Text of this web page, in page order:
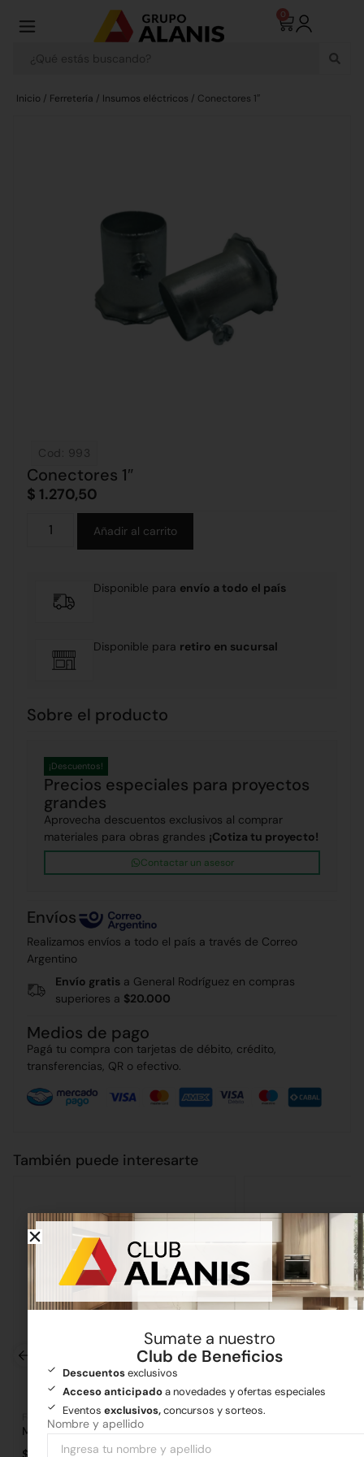
0
Inicio / Ferretería / Insumos eléctricos / Conectores 1″
Cod: 993
Conectores 1″
$ 1.270,50
Añadir al carrito
Disponible para envío a todo el país
Disponible para retiro en sucursal
Sobre el producto
Precios especiales para proyectos
grandes
¡Descuentos!
Aprovecha descuentos exclusivos al comprar
materiales para obras grandes ¡Cotiza tu proyecto!
Contactar un asesor
Envíos
Realizamos envíos a todo el país a través de Correo
Argentino
Envío gratis a General Rodríguez en compras
superiores a $20.000
Medios de pago
Pagá tu compra con tarjetas de débito, crédito,
transferencias, QR o efectivo.
También puede interesarte
Ferretería
Maza de 1kg
Cañerías
Flexible 1/2 x 50
Sumate a nuestro
Club de Beneficios
Descuentosexclusivos
Acceso anticipadoa novedades y ofertas especiales
Eventos exclusivos,concursos y sorteos.
Nombre y apellido